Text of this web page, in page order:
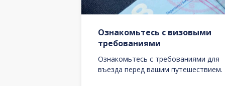
Ознакомьтесь с визовыми
требованиями
Ознакомьтесь с требованиями для
въезда перед вашим путешествием.